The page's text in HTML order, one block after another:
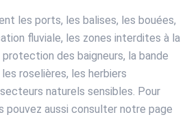
les ports, les balises, les bouées,
fluviale, les zones interdites à la
des baigneurs, la bande
roselières, les herbiers
naturels sensibles. Pour
pouvez aussi consulter notre page